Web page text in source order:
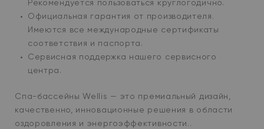
Рекомендуется пользоваться круглогодично.
Официальная гарантия от производителя.
Имеются все международные сертификаты
соответствия и паспорта.
Сервисная поддержка нашего сервисного
центра.
Спа-бассейны Wellis — это премиальный дизайн,
качественно, инновационные решения в области
оздоровления и энергоэффективности..